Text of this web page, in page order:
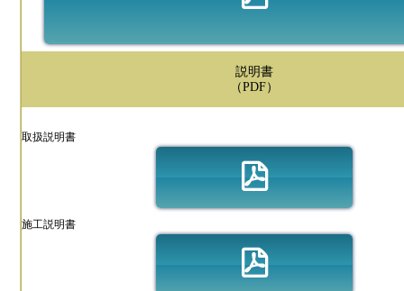
説明書
（PDF）
取扱説明書
施工説明書